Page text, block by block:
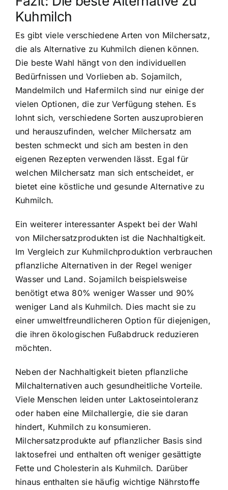
Kuhmilch
Es gibt viele verschiedene Arten von Milchersatz,
die als Alternative zu Kuhmilch dienen können.
Die beste Wahl hängt von den individuellen
Bedürfnissen und Vorlieben ab. Sojamilch,
Mandelmilch und Hafermilch sind nur einige der
vielen Optionen, die zur Verfügung stehen. Es
lohnt sich, verschiedene Sorten auszuprobieren
und herauszufinden, welcher Milchersatz am
besten schmeckt und sich am besten in den
eigenen Rezepten verwenden lässt. Egal für
welchen Milchersatz man sich entscheidet, er
bietet eine köstliche und gesunde Alternative zu
Kuhmilch.
Ein weiterer interessanter Aspekt bei der Wahl
von Milchersatzprodukten ist die Nachhaltigkeit.
Im Vergleich zur Kuhmilchproduktion verbrauchen
pflanzliche Alternativen in der Regel weniger
Wasser und Land. Sojamilch beispielsweise
benötigt etwa 80% weniger Wasser und 90%
weniger Land als Kuhmilch. Dies macht sie zu
einer umweltfreundlicheren Option für diejenigen,
die ihren ökologischen Fußabdruck reduzieren
möchten.
Neben der Nachhaltigkeit bieten pflanzliche
Milchalternativen auch gesundheitliche Vorteile.
Viele Menschen leiden unter Laktoseintoleranz
oder haben eine Milchallergie, die sie daran
hindert, Kuhmilch zu konsumieren.
Milchersatzprodukte auf pflanzlicher Basis sind
laktosefrei und enthalten oft weniger gesättigte
Fette und Cholesterin als Kuhmilch. Darüber
hinaus enthalten sie häufig wichtige Nährstoffe